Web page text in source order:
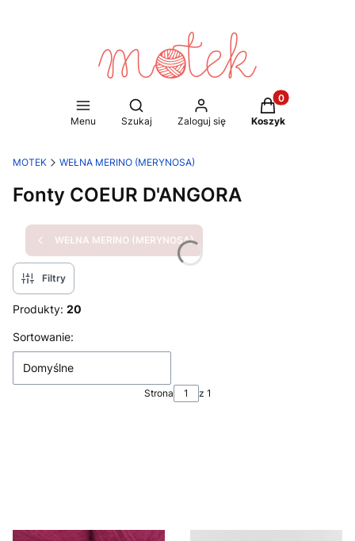
Menu
Otwórz wyszukiwarkę
Szukaj Zaloguj się
Produkty w
Koszyk
MOTEK WEŁNA MERINO (MERYNOSA)
Fonty COEUR D'ANGORA
WEŁNA MERINO (MERYNOSA)
Filtry
Produkty: 20
Lista produktów
Sortowanie:
Domyślne
Strona z 1